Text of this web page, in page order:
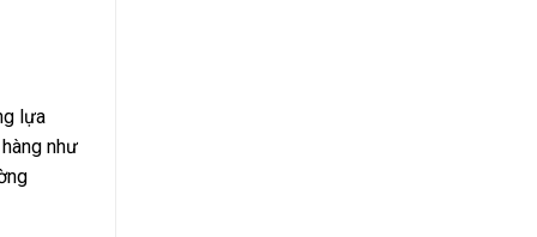
lựa
như